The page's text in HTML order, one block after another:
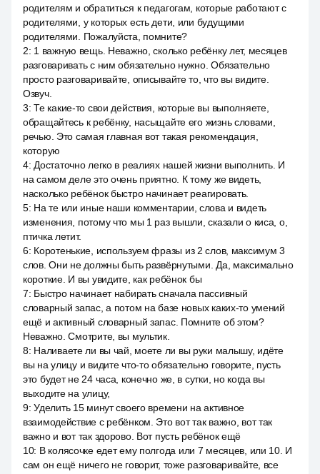
родителям и обратиться к педагогам, которые работают с
родителями, у которых есть дети, или будущими
родителями. Пожалуйста, помните?
2: 1 важную вещь. Неважно, сколько ребёнку лет, месяцев
разговаривать с ним обязательно нужно. Обязательно
просто разговаривайте, описывайте то, что вы видите.
Озвуч.
3:Те какие-то свои действия, которые вы выполняете,
обращайтесь к ребёнку, насыщайте его жизнь словами,
речью. Это самая главная вот такая рекомендация,
которую
4: Достаточно легко в реалиях нашей жизни выполнить. И
на самом деле это очень приятно. К тому же видеть,
насколько ребёнок быстро начинает реагировать.
5: На те или иные наши комментарии, слова и видеть
изменения, потому что мы 1 раз вышли, сказали о киса, о,
птичка летит.
6: Коротенькие, используем фразы из 2 слов, максимум 3
слов. Они не должны быть развёрнутыми. Да, максимально
короткие. И вы увидите, как ребёнок бы
7: Быстро начинает набирать сначала пассивный
словарный запас, а потом на базе новых каких-то умений
ещё и активный словарный запас. Помните об этом?
Неважно. Смотрите, вы мультик.
8: Наливаете ли вы чай, моете ли вы руки малышу, идёте
вы на улицу и видите что-то обязательно говорите, пусть
это будет не 24 часа, конечно же, в сутки, но когда вы
выходите на улицу,
9:Уделить 15 минут своего времени на активное
взаимодействие с ребёнком. Это вот так важно, вот так
важно и вот так здорово. Вот пусть ребёнок ещё
10: В колясочке едет ему полгода или 7 месяцев, или 10. И
сам он ещё ничего не говорит, тоже разговаривайте, все